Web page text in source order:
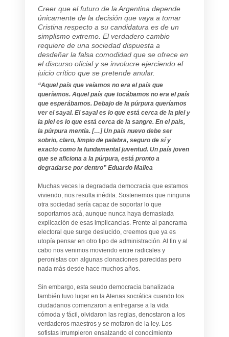
Creer que el futuro de la Argentina depende
únicamente de la decisión que vaya a tomar
Cristina respecto a su candidatura es de un
simplismo extremo. El verdadero cambio
requiere de una sociedad dispuesta a
desdeñar la falsa comodidad que se ofrece en
el discurso oficial y se involucre ejerciendo el
juicio crítico que se pretende anular.
“Aquel país que veíamos no era el país que
queríamos. Aquel país que tocábamos no era el país
que esperábamos. Debajo de la púrpura queríamos
ver el sayal. El sayal es lo que está cerca de la piel y
la piel es lo que está cerca de la sangre. En el país,
la púrpura mentía. […] Un país nuevo debe ser
sobrio, claro, limpio de palabra, seguro de sí y
exacto como la fundamental juventud. Un país joven
que se aficiona a la púrpura, está pronto a
degradarse por dentro” Eduardo Mallea
Muchas veces la degradada democracia que estamos
viviendo, nos resulta inédita. Sostenemos que ninguna
otra sociedad sería capaz de soportar lo que
soportamos acá, aunque nunca haya demasiada
explicación de esas implicancias. Frente al panorama
electoral que surge deslucido, creemos que ya es
utopía pensar en otro tipo de administración. Al fin y al
cabo nos venimos moviendo entre radicales y
peronistas con algunas clonaciones parecidas pero
nada más desde hace muchos años.
Sin embargo, esta seudo democracia banalizada
también tuvo lugar en la Atenas socrática cuando los
ciudadanos comenzaron a entregarse a la vida
cómoda y fácil, olvidaron las reglas, denostaron a los
verdaderos maestros y se mofaron de la ley. Los
sofistas irrumpieron ensalzando el conocimiento